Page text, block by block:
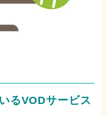
るVODサービス